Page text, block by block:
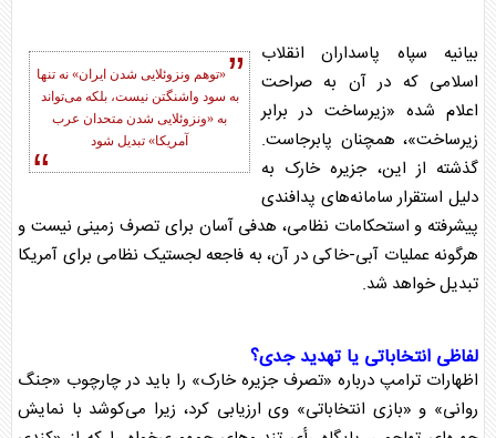
«توهم ونزوئلایی شدن ایران» نه تنها
به سود واشنگتن نیست، بلکه می‌تواند
به «ونزوئلایی شدن متحدان عرب
آمریکا» تبدیل شود
بیانیه سپاه پاسداران انقلاب
اسلامی که در آن به صراحت
اعلام شده «زیرساخت در برابر
زیرساخت»، همچنان پابرجاست.
گذشته از این،جزیره خارک به
دلیل استقرار سامانه‌های پدافندی
پیشرفته و استحکامات نظامی، هدفی آسان برای تصرف زمینی نیست و
هرگونه عملیات آبی-خاکی در آن، به فاجعه لجستیک نظامی برای آمریکا
تبدیل خواهد شد.
لفاظی انتخاباتی یا تهدید جدی؟
اظهارات ترامپ درباره «تصرفجزیره خارک» را باید در چارچوب «جنگ
روانی» و «بازی انتخاباتی» وی ارزیابی کرد، زیرا می‌کوشد با نمایش